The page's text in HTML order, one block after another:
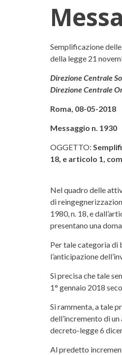
Semplificazione
della legge 21
Direzione Centrale
Direzione Centrale
Roma, 08-05-2018
Messaggio n. 1930
OGGETTO:
18, e articolo 1,
Nel quadro delle
di
1980, n. 18, e
presentano una
Per tale categoria di
l’anticipazione
Si precisa che tale
1° gennaio 2018
Si rammenta, a tale
dell’incremento di
decreto-legge 6
Al predetto